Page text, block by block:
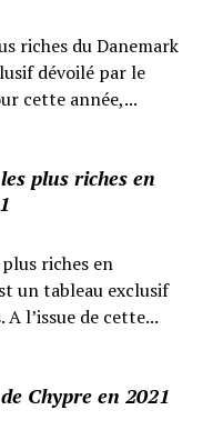
riches du Danemark
dévoilé par le
cette année,...
plus riches en
riches en
un tableau exclusif
l’issue de cette...
Chypre en 2021